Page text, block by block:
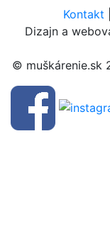
Kontakt
Dizajn a
© muškárenie.sk